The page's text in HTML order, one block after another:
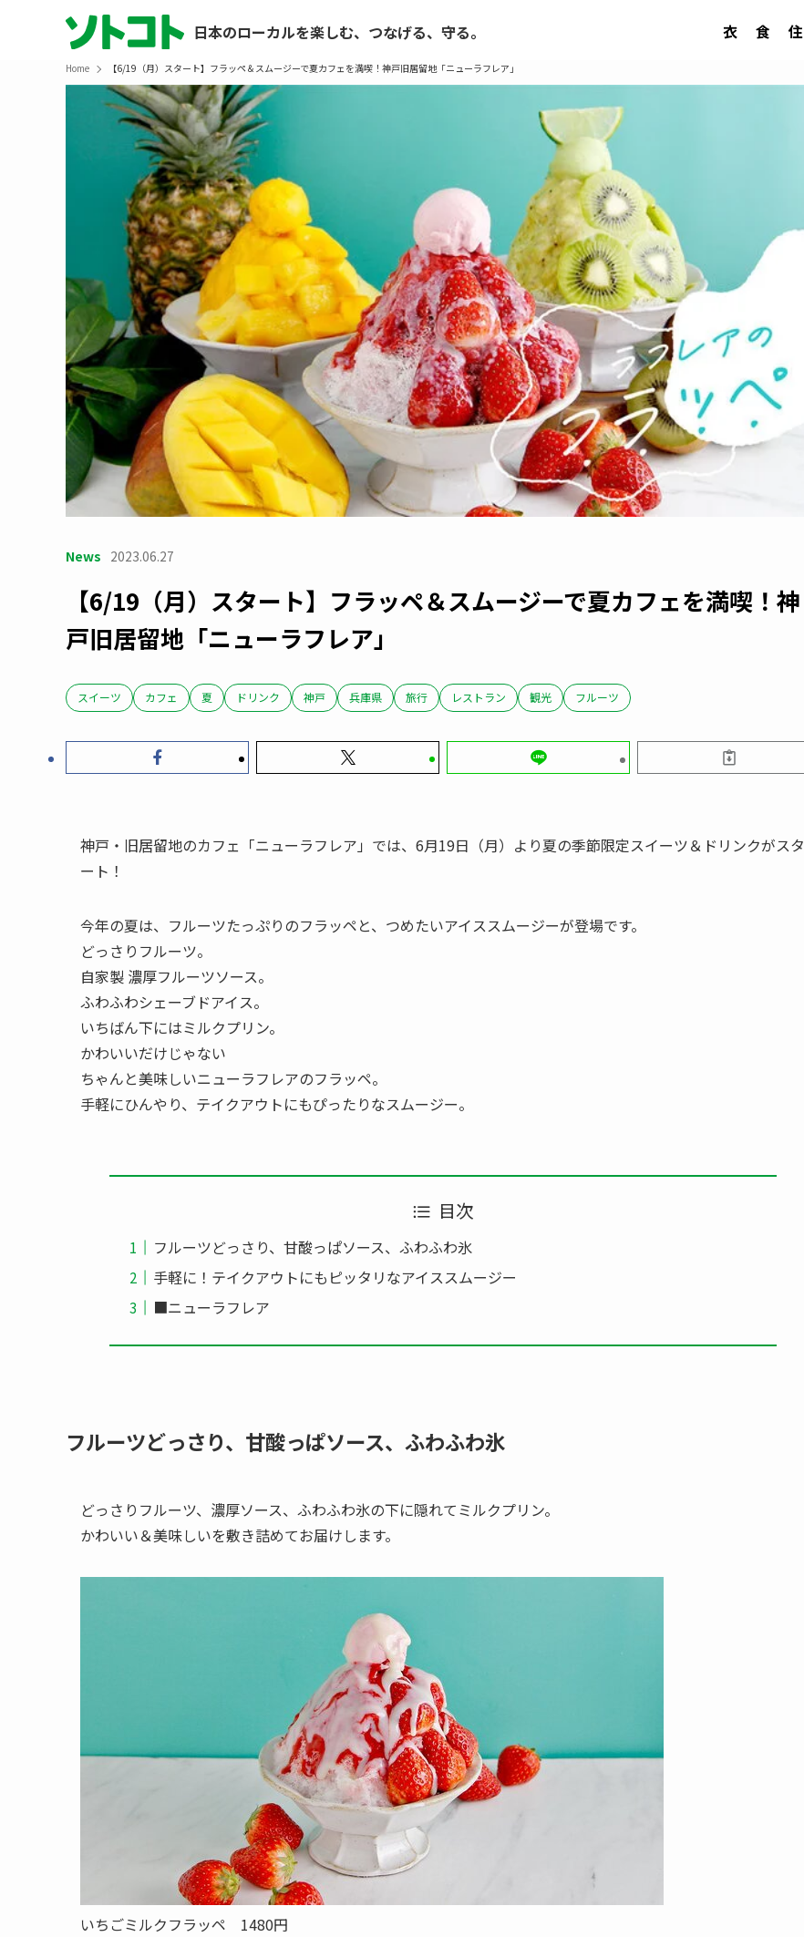
日本のローカルを楽しむ、つなげる、守る。 衣 食 住
Home 【6/19（月）スタート】フラッペ＆スムージーで夏カフェを満喫！神戸旧居留地「ニューラフレア」
News 2023.06.27
【6/19（月）スタート】フラッペ＆スムージーで夏カフェを満喫！神
戸旧居留地「ニューラフレア」
スイーツ カフェ 夏 ドリンク 神戸 兵庫県 旅行 レストラン 観光 フルーツ
神戸・旧居留地のカフェ「ニューラフレア」では、6月19日（月）より夏の季節限定スイーツ＆ドリンクがスタ
ート！
今年の夏は、フルーツたっぷりのフラッペと、つめたいアイススムージーが登場です。
どっさりフルーツ。
自家製 濃厚フルーツソース。
ふわふわシェーブドアイス。
いちばん下にはミルクプリン。
かわいいだけじゃない
ちゃんと美味しいニューラフレアのフラッペ。
手軽にひんやり、テイクアウトにもぴったりなスムージー。
目次
フルーツどっさり、甘酸っぱソース、ふわふわ氷
手軽に！テイクアウトにもピッタリなアイススムージー
■ニューラフレア
フルーツどっさり、甘酸っぱソース、ふわふわ氷
どっさりフルーツ、濃厚ソース、ふわふわ氷の下に隠れてミルクプリン。
かわいい＆美味しいを敷き詰めてお届けします。
いちごミルクフラッペ 1480円